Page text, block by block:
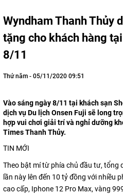
Wyndham Thanh Thủy
tặng cho khách hàng
8/11
Thứ năm - 05/11/2020 09:51
Vào sáng ngày 8/11 tại khách sạn
dịch vụ Du lịch Onsen Fuji sẽ long
hợp vui chơi giải trí và nghỉ dưỡng
Times Thanh Thủy.
TIN MỚI
Theo bật mí từ phía chủ đầu tư, tổng
lần này lên đến 10 tỷ đồng với nhiều
cao cấp, Iphone 12 Pro Max, vàng